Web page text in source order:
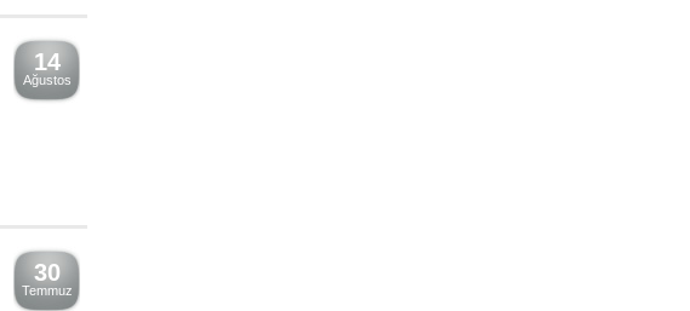
14
Ağustos
30
Temmuz